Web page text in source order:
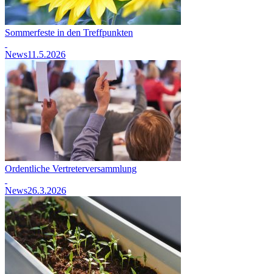
Sommerfeste in den Treffpunkten
News11.5.2026
Ordentliche Vertreterversammlung
News26.3.2026